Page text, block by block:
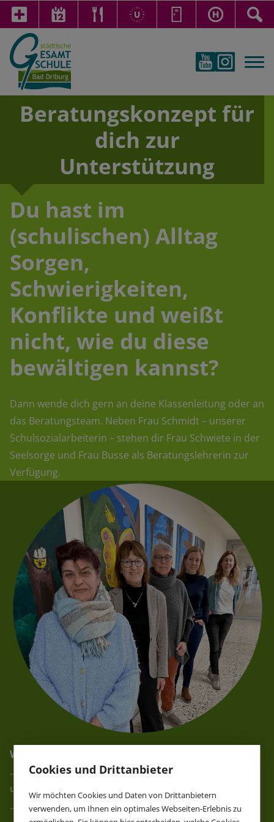
Cookies und Drittanbieter
Wir möchten Cookies und Daten von Drittanbietern
verwenden, um Ihnen ein optimales Webseiten-Erlebnis zu
Beratungskonzept für
dich zur
Unterstützung
Du hast im
(schulischen) Alltag
Sorgen,
Schwierigkeiten,
Konflikte und weißt
nicht, wie du diese
bewältigen kannst?
Dann wende dich gern an deine Klassenleitung oder an
das Beratungsteam. Neben Frau Schmidt – unserer
Schulsozialarbeiterin – stehen dir Frau Schwiete in der
Seelsorge und Frau Busse als Beratungslehrerin zur
Verfügung.
Wir bieten dir ...
… Unterstützung bei Lernschwierigkeiten, Konflikten
und Streit.
… Begleitung bei Sorgen, Stress, Trauer und Angst.